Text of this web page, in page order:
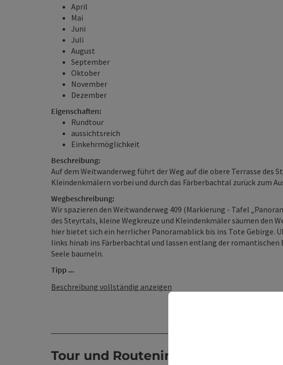
April
Mai
Juni
Juli
August
September
Oktober
November
Dezember
Eigenschaften:
Rundtour
aussichtsreich
Einkehrmöglichkeit
Beschreibung:
Auf dem Weitwanderweg führt der Weg auf die obere Terrasse des
Kleindenkmälern vorbei und durch das Färberbachtal zurück zum
Wegbeschreibung:
Wir spazieren den Weitwanderweg 409 (Markierung - Tafel
des Steyrtals, kleine Wegkreuze und Kleindenkmäler säumen den
hier bietet sich ein herrlicher Panoramablick bis ins Tote Gebirge.
links hinab ins Färberbachtal und lassen entlang der romantischen
Seele baumeln.
Tipp ...
Beschreibung vollständig anzeigen
Tour und Routeninformationen